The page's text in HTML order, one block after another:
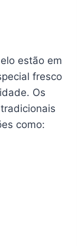
estão em
fresco
Os
como: